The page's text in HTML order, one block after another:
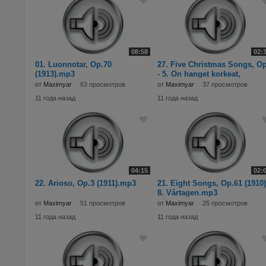
08:58
01. Luonnotar, Op.70
(1913).mp3
от Maximyar
63 просмотров
11 года назад
27. Five Christmas Songs,
- 5. On hanget korkeat,
nietokset (1901
от Maximyar
37 просмотров
11 года назад
04:15
22. Arioso, Op.3 (1911).mp3
от Maximyar
51 просмотров
11 года назад
21. Eight Songs, Op.61
8. Vårtagen.mp3
от Maximyar
25 просмотров
11 года назад